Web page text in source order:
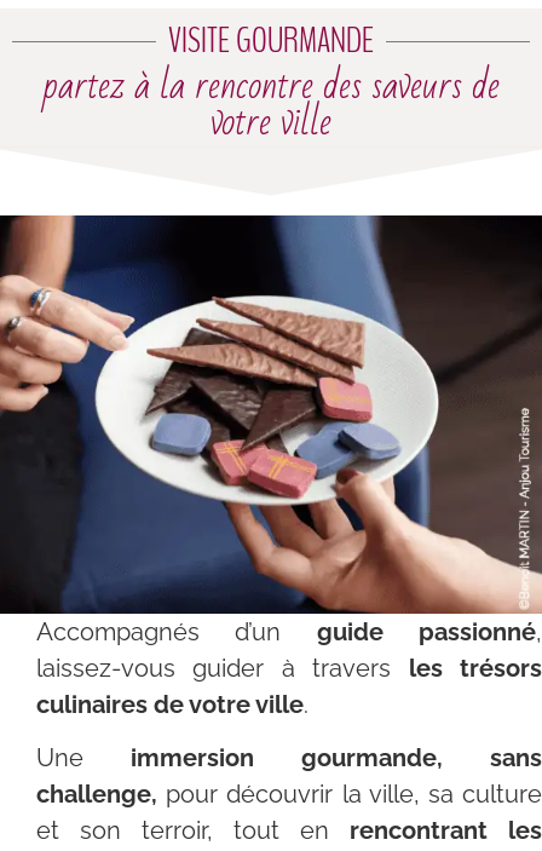
VISITE GOURMANDE
partez à la rencontre des saveurs de
votre ville
Accompagnés d’un guide passionné,
laissez-vous guider à travers les trésors
culinaires de votre ville.
Une immersion gourmande, sans
challenge, pour découvrir la ville, sa culture
et son terroir, tout en rencontrant les